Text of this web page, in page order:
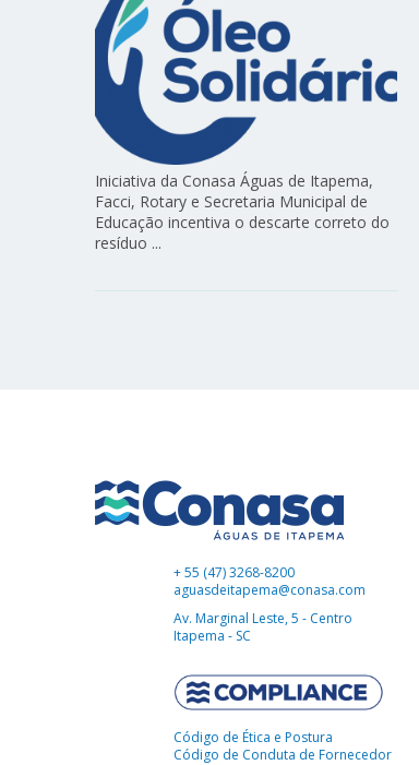
Iniciativa da Conasa Águas de Itapema,
Facci, Rotary e Secretaria Municipal de
Educação incentiva o descarte correto do
resíduo ...
+ 55 (47) 3268-8200
aguasdeitapema@conasa.com
Av. Marginal Leste, 5 - Centro
Itapema - SC
Código de Ética e Postura
Código de Conduta de Fornecedor